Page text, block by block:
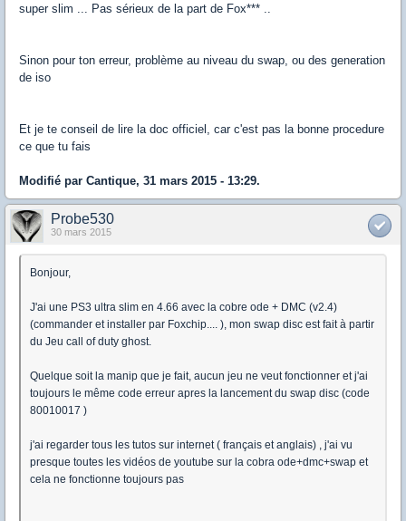
super slim ... Pas sérieux de la part de Fox*** ..
Sinon pour ton erreur, problème au niveau du swap, ou des generation
de iso
Et je te conseil de lire la doc officiel, car c'est pas la bonne procedure
ce que tu fais
Modifié par Cantique, 31 mars 2015 - 13:29.
Probe530
30 mars 2015
Bonjour,
J'ai une PS3 ultra slim en 4.66 avec la cobre ode + DMC (v2.4)
(commander et installer par Foxchip.... ), mon swap disc est fait à partir
du Jeu call of duty ghost.
Quelque soit la manip que je fait, aucun jeu ne veut fonctionner et j'ai
toujours le même code erreur apres la lancement du swap disc (code
80010017 )
j'ai regarder tous les tutos sur internet ( français et anglais) , j'ai vu
presque toutes les vidéos de youtube sur la cobra ode+dmc+swap et
cela ne fonctionne toujours pas